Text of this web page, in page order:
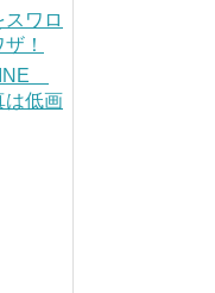
ワロ
！
は低画